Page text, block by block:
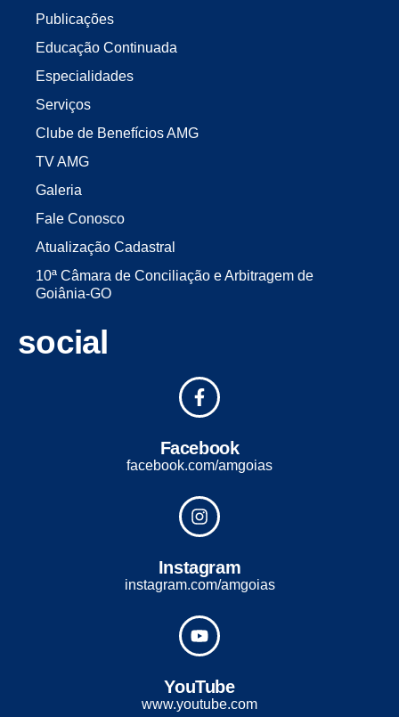
Publicações
Educação Continuada
Especialidades
Serviços
Clube de Benefícios AMG
TV AMG
Galeria
Fale Conosco
Atualização Cadastral
10ª Câmara de Conciliação e Arbitragem de
Goiânia-GO
social
Facebook
facebook.com/amgoias
Instagram
instagram.com/amgoias
YouTube
www.youtube.com